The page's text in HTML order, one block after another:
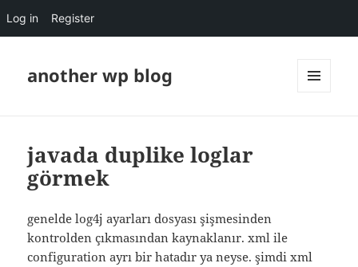
Log in Register
another wp blog
javada duplike loglar
görmek
genelde log4j ayarları dosyası şişmesinden
kontrolden çıkmasından kaynaklanır. xml ile
configuration ayrı bir hatadır ya neyse. şimdi xml